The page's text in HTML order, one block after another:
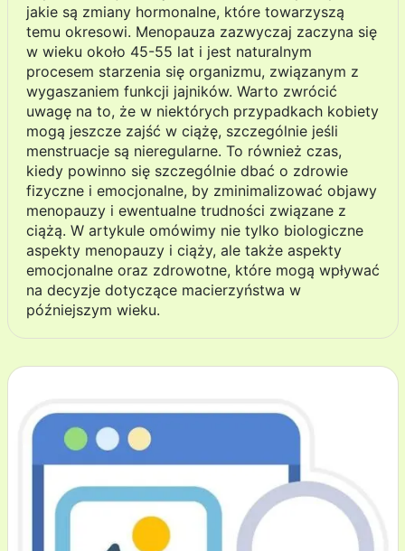
jakie są zmiany hormonalne, które towarzyszą
temu okresowi. Menopauza zazwyczaj zaczyna się
w wieku około 45-55 lat i jest naturalnym
procesem starzenia się organizmu, związanym z
wygaszaniem funkcji jajników. Warto zwrócić
uwagę na to, że w niektórych przypadkach kobiety
mogą jeszcze zajść w ciążę, szczególnie jeśli
menstruacje są nieregularne. To również czas,
kiedy powinno się szczególnie dbać o zdrowie
fizyczne i emocjonalne, by zminimalizować objawy
menopauzy i ewentualne trudności związane z
ciążą. W artykule omówimy nie tylko biologiczne
aspekty menopauzy i ciąży, ale także aspekty
emocjonalne oraz zdrowotne, które mogą wpływać
na decyzje dotyczące macierzyństwa w
późniejszym wieku.